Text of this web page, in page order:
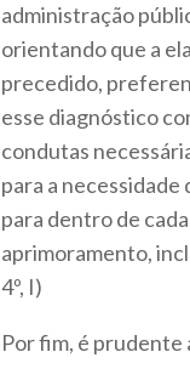
administração
orientando que a
precedido,
esse diagnóstico
condutas
para a
para dentro de
aprimoramento,
4º, I)
Por fim, é prudente